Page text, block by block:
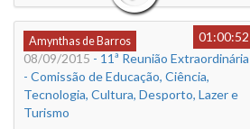
Amynthas de Barros
01:00:52
08/09/2015 - 11ª Reunião Extraordinária
- Comissão de Educação, Ciência,
Tecnologia, Cultura, Desporto, Lazer e
Turismo